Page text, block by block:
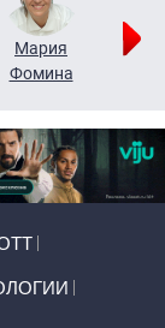
Мария
Фомина